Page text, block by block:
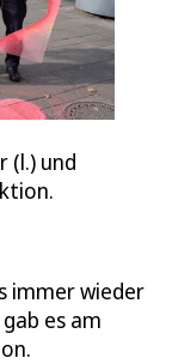
(l.) und
immer wieder
es am